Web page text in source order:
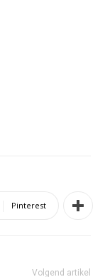
Pinterest
Volgend artikel